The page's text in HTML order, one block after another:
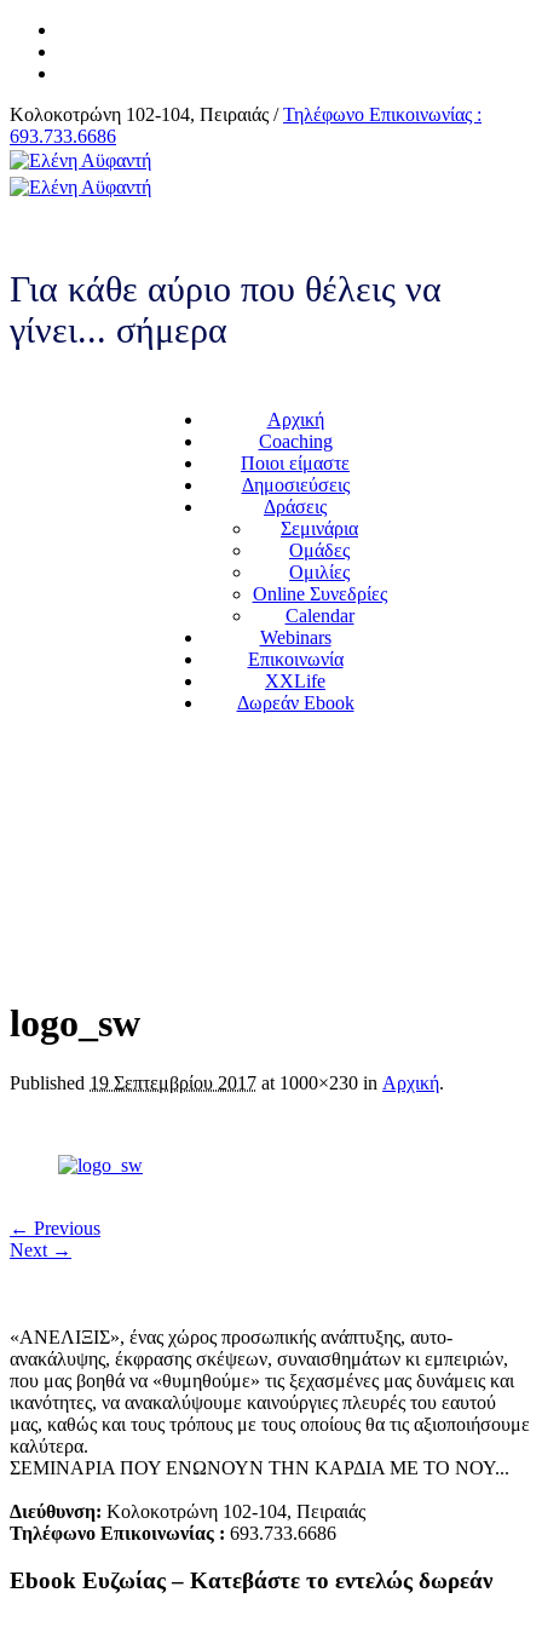
Κολοκοτρώνη 102-104, Πειραιάς /Τηλέφωνο Επικοινωνίας :
693.733.6686
Για κάθε αύριο που θέλεις να
γίνει... σήμερα
Αρχική
Coaching
Ποιοι είμαστε
Δημοσιεύσεις
Δράσεις
Σεμινάρια
Ομάδες
Ομιλίες
Online Συνεδρίες
Calendar
Webinars
Επικοινωνία
XXLife
Δωρεάν Ebook
logo_sw
Published 19 Σεπτεμβρίου 2017 at 1000×230 in Αρχική.
← Previous
Next →
«ΑΝΕΛΙΞΙΣ», ένας χώρος προσωπικής ανάπτυξης, αυτo-
ανακάλυψης, έκφρασης σκέψεων, συναισθημάτων κι εμπειριών,
που μας βοηθά να «θυμηθούμε» τις ξεχασμένες μας δυνάμεις και
ικανότητες, να ανακαλύψουμε καινούργιες πλευρές του εαυτού
μας, καθώς και τους τρόπους με τους οποίους θα τις αξιοποιήσουμε
καλύτερα.
ΣΕΜΙΝΑΡΙΑ ΠΟΥ ΕΝΩΝΟΥΝ ΤΗΝ ΚΑΡΔΙΑ ΜΕ ΤΟ ΝΟΥ...
Διεύθυνση: Κολοκοτρώνη 102-104, Πειραιάς
Τηλέφωνο Επικοινωνίας : 693.733.6686
Ebook Ευζωίας – Κατεβάστε το εντελώς δωρεάν